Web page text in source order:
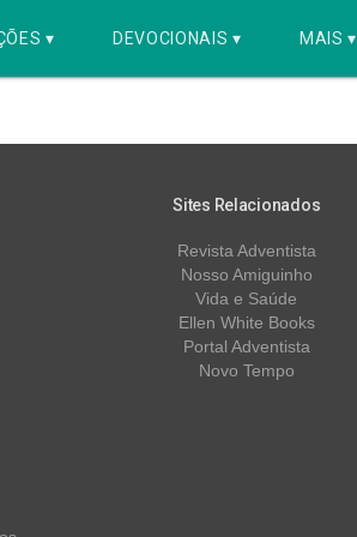
▾ DEVOCIONAIS ▾ MAIS ▾
Sites Relacionados
Revista Adventista
Nosso Amiguinho
Vida e Saúde
Ellen White Books
Portal Adventista
Novo Tempo